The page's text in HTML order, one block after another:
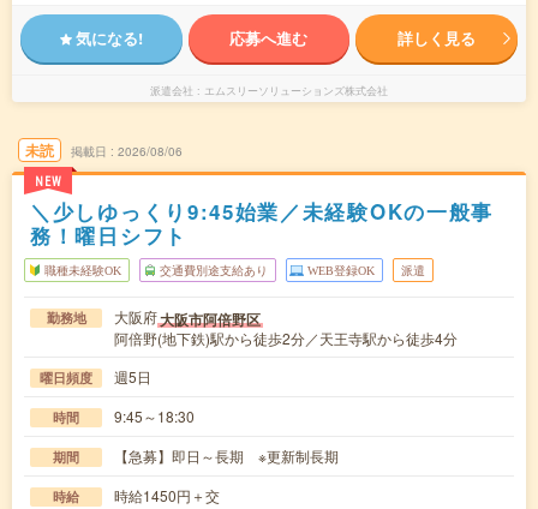
気になる! 応募へ進む 詳しく見る
派遣会社 エムスリーソリューションズ株式会社
未読
NEW
掲載日 2026/08/06
＼少しゆっくり9:45始業／未経験OKの一般事
務！曜日シフト
職種未経験OK 交通費別途支給あり WEB登録OK 派遣
勤務地 大阪府大阪市阿倍野区
阿倍野(地下鉄)駅から徒歩2分／天王寺駅から徒歩4分
曜日頻度 週5日
時間 9:45～18:30
期間 【急募】即日～長期 ※更新制長期
時給 時給1450円＋交